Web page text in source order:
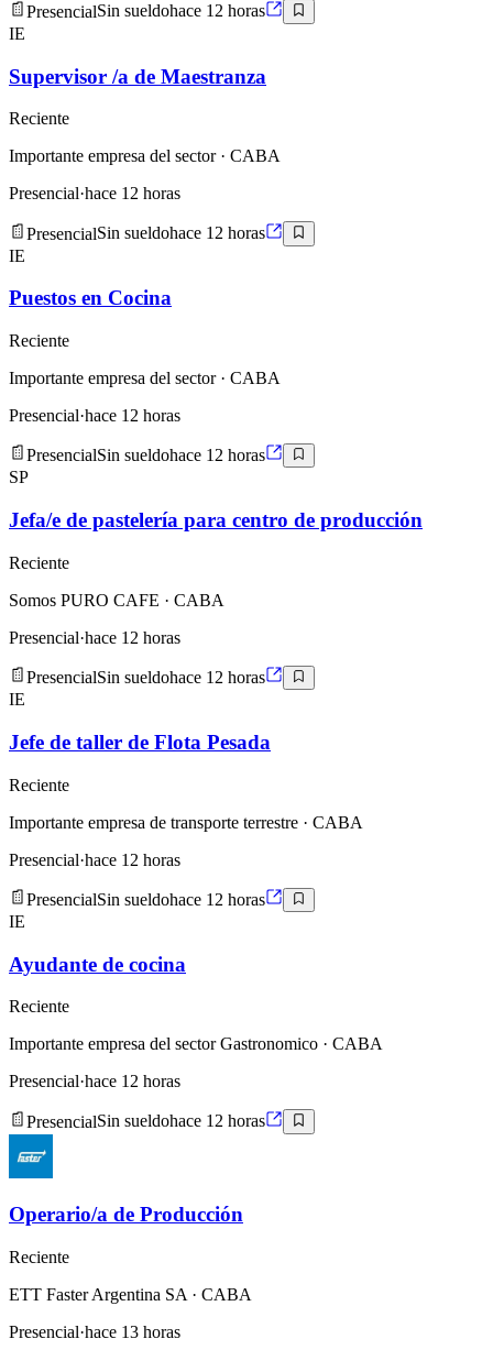
PresencialSin sueldohace 12 horas
IE
Supervisor /a de Maestranza
Reciente
Importante empresa del sector· CABA
Presencial·hace 12 horas
PresencialSin sueldohace 12 horas
IE
Puestos en Cocina
Reciente
Importante empresa del sector· CABA
Presencial·hace 12 horas
PresencialSin sueldohace 12 horas
SP
Jefa/e de pastelería para centro de producción
Reciente
Somos PURO CAFE · CABA
Presencial·hace 12 horas
PresencialSin sueldohace 12 horas
IE
Jefe de taller de Flota Pesada
Reciente
Importante empresa de transporte terrestre · CABA
Presencial·hace 12 horas
PresencialSin sueldohace 12 horas
IE
Ayudante de cocina
Reciente
Importante empresa del sector Gastronomico · CABA
Presencial·hace 12 horas
PresencialSin sueldohace 12 horas
Operario/a de Producción
Reciente
ETT Faster Argentina SA · CABA
Presencial·hace 13 horas